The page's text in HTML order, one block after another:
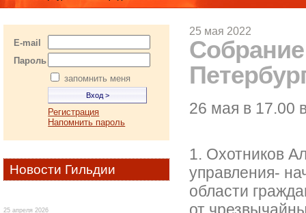
25 мая 2022
26 мая в 17.00
1. Охотников
управления-
области
E-mail
Пароль
запомнить меня
Регистрация
Напомнить пароль
Новости Гильдии
25 апреля 2026